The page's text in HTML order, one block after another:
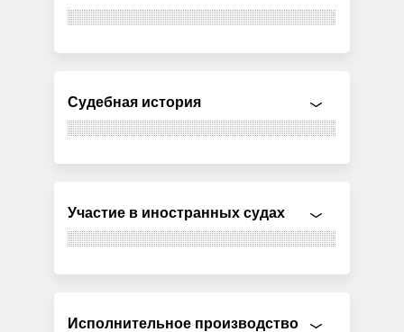
Судебная история
Участие в иностранных судах
Исполнительное производство